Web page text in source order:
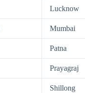
Lucknow
Mumbai
Patna
Prayagraj
Shillong